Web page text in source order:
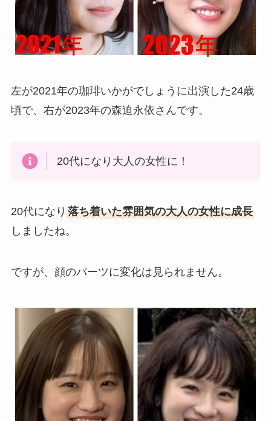
左が2021年の珈琲いかがでしょうに出演した24歳
頃で、右が2023年の森迫永依さんです。
20代になり大人の女性に！
20代になり 落ち着いた雰囲気の大人の女性に成長
しましたね。
ですが、顔のパーツに変化は見られません。